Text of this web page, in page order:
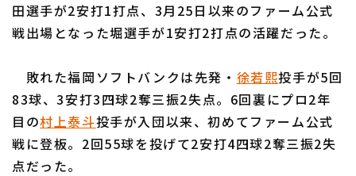
利用規約 プライバシーポリシー
特定商取引法の表示 アルバイト募集 （別ウィンドウで開く
田選手が2安打1打点、3月25日以来のファーム公式
戦出場となった堀選手が1安打2打点の活躍だった。
敗れた福岡ソフトバンクは先発・ 徐若熙投手が5回
83球、3安打3四球2奪三振2失点。6回裏にプロ2年
目の村上泰斗投手が入団以来、初めてファーム公式
戦に登板。2回55球を投げて2安打4四球2奪三振2失
点だった。